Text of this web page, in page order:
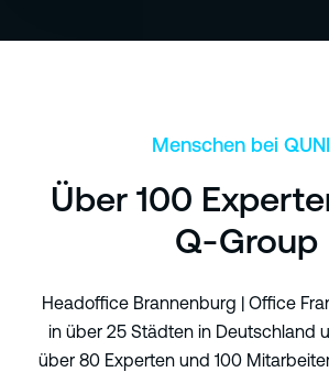
Menschen bei
Über 100
Q-Group
Headoffice Brannenburg | Office
in über 25 Städten in Deutschland
über 80 Experten und 100